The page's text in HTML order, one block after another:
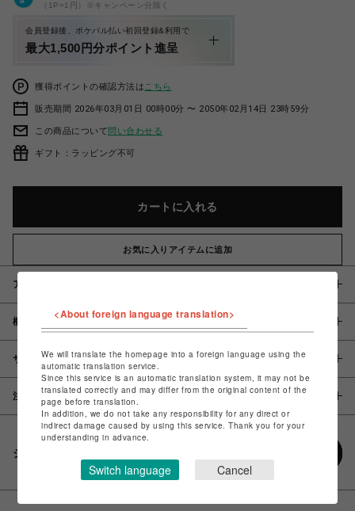
（1P=1円）※キャンペーン分除く
会員登録後、ポケパル払い初回登録&利用で
最大1,500円分ポイント進呈
獲得ポイントの確認方法は こちら
販売期間 2026年03月01日 00時00分 〜 2050年02月14日 23時59分
この商品について問い合わせる
ギフト：ラッピング不可
カートに入れる
お気に入りアイテムに追加
アイテム説明 / 素材
概要
サイズ
注意事項
シェアする
<About foreign language translation>
We will translate the homepage into a foreign language using the
automatic translation service.
Since this service is an automatic translation system, it may not be
translated correctly and may differ from the original content of the
page before translation.
In addition, we do not take any responsibility for any direct or
indirect damage caused by using this service. Thank you for your
understanding in advance.
Switch language Cancel